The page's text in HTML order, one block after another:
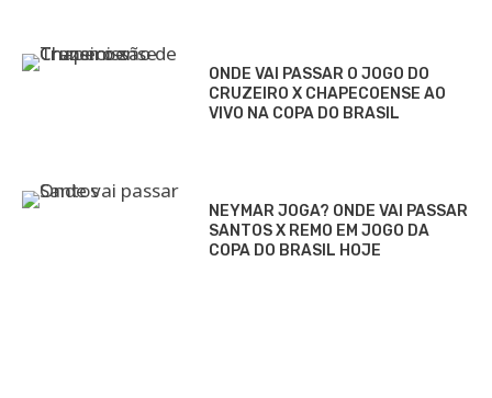
ONDE VAI PASSAR O JOGO DO
CRUZEIRO X CHAPECOENSE AO
VIVO NA COPA DO BRASIL
NEYMAR JOGA? ONDE VAI PASSAR
SANTOS X REMO EM JOGO DA
COPA DO BRASIL HOJE